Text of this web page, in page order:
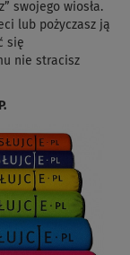
swojego wiosła.
lub pożyczasz ją
się
nie stracisz